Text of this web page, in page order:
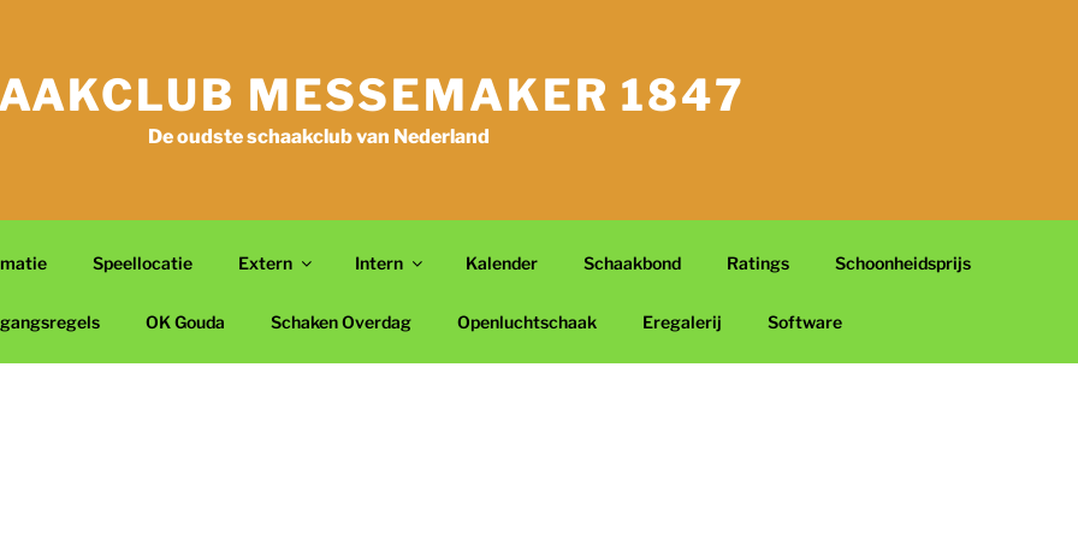
MESSEMAKER 1847
De oudste schaakclub van Nederland
Speellocatie Extern Intern Kalender Schaakbond Ratings Schoonheidsprijs
OK Gouda Schaken Overdag Openluchtschaak Eregalerij Software